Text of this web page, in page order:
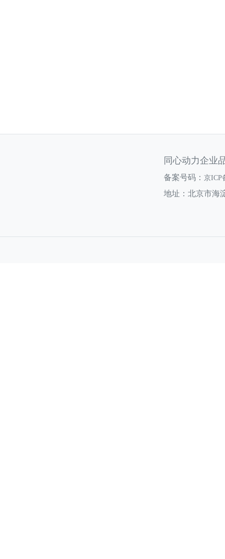
同心动力企业
备案号码： 京ICP
地址：北京市海